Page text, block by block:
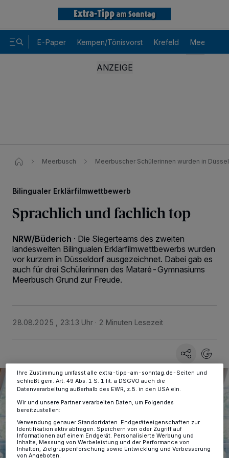
E-Paper Kempen/Tönisvorst Krefeld Meerbusch
Meerbusch Meerbuscher Schülerinnen wurden in
Bilingualer Erklärfilmwettbewerb
Sprachlich und fachlich top
NRW/Büderich · Die Siegerteams des zweiten
landesweiten Bilingualen Erklärfilmwettbewerbs wurden
vor kurzem in Düsseldorf ausgezeichnet. Dabei gab es
auch für drei Schülerinnen des Mataré-Gymnasiums
Meerbusch Grund zur Freude.
28.08.2025 , 23:13 Uhr 2 Minuten Lesezeit
Wir und unsere218 -Partner speichern und greifen auf
personenbezogene Daten wie Browserdaten oder eindeutige
Anzeigen möglicherweise nicht mehr so relevant für Sie. Sie können
dieses Menü jederzeit wieder aufrufen, um Ihre Einstellungen zu
Ihre Einstellungen gelten innerhalb unseres Website. Weitere
Ihre Zustimmung umfasst alle extra-tipp-am-sonntag.de-Seiten und
schließt gem. Art. 49 Abs. 1 S. 1 lit. a DSGVO auch die
Datenverarbeitung außerhalb des EWR, z.B. in den USA ein.
Wir und unsere Partner verarbeiten Daten, um Folgendes
bereitzustellen:
Verwendung genauer Standortdaten. Endgeräteeigenschaften zur
Identifikation aktiv abfragen. Speichern von oder Zugriff auf
Informationen auf einem Endgerät. Personalisierte Werbung und
Inhalte, Messung von Werbeleistung und der Performance von
Inhalten, Zielgruppenforschung sowie Entwicklung und Verbesserung
von Angeboten.